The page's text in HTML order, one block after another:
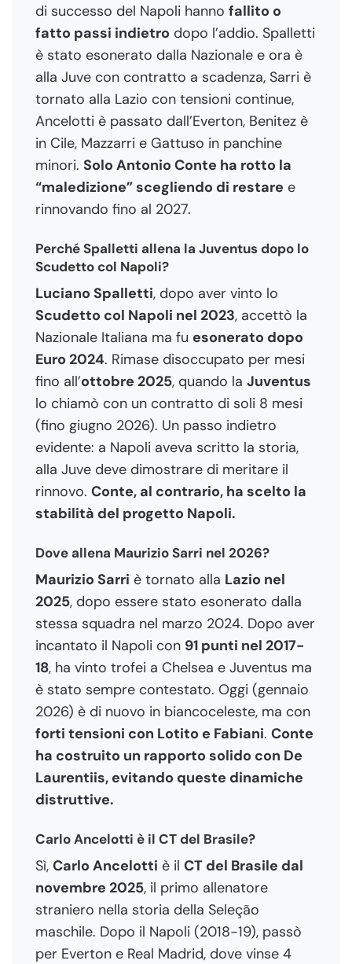
di successo del Napoli hanno fallito o
fatto passi indietro dopo l’addio. Spalletti
è stato esonerato dalla Nazionale e ora è
alla Juve con contratto a scadenza, Sarri è
tornato alla Lazio con tensioni continue,
Ancelotti è passato dall’Everton, Benitez è
in Cile, Mazzarri e Gattuso in panchine
minori. Solo Antonio Conte ha rotto la
“maledizione” scegliendo di restare e
rinnovando fino al 2027.
Perché Spalletti allena la Juventus dopo lo
Scudetto col Napoli?
Luciano Spalletti, dopo aver vinto lo
Scudetto col Napoli nel 2023, accettò la
Nazionale Italiana ma fu esonerato dopo
Euro 2024. Rimase disoccupato per mesi
fino all’ottobre 2025, quando la Juventus
lo chiamò con un contratto di soli 8 mesi
(fino giugno 2026). Un passo indietro
evidente: a Napoli aveva scritto la storia,
alla Juve deve dimostrare di meritare il
rinnovo. Conte, al contrario, ha scelto la
stabilità del progetto Napoli.
Dove allena Maurizio Sarri nel 2026?
Maurizio Sarri è tornato alla Lazio nel
2025, dopo essere stato esonerato dalla
stessa squadra nel marzo 2024. Dopo aver
incantato il Napoli con 91 punti nel 2017-
18, ha vinto trofei a Chelsea e Juventus ma
è stato sempre contestato. Oggi (gennaio
2026) è di nuovo in biancoceleste, ma con
forti tensioni con Lotito e Fabiani. Conte
ha costruito un rapporto solido con De
Laurentiis, evitando queste dinamiche
distruttive.
Carlo Ancelotti è il CT del Brasile?
Sì, Carlo Ancelotti è il CT del Brasile dal
novembre 2025, il primo allenatore
straniero nella storia della Seleção
maschile. Dopo il Napoli (2018-19), passò
per Everton e Real Madrid, dove vinse 4